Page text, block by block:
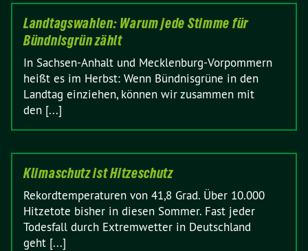
Landtagswahlen: Warum jede Stimme für
Bündnisgrün zählt
In Sachsen-Anhalt und Mecklenburg-Vorpommern
heißt es im Herbst: Wenn Bündnisgrüne in den
Landtag einziehen, können wir zusammen mit
den [...]
Klimaschutz ist Hitzeschutz
Rekordtemperaturen von 41,8 Grad. Über 10.000
Hitzetote bisher in diesen Sommer. Fast jeder
Todesfall durch Extremwetter in Deutschland
geht [...]